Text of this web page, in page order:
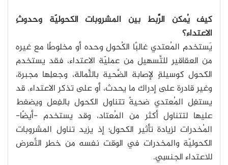
كيف يُمكن الرَّبط بين المشروبات الكحوليّة وحدوثِ
الاعتداء؟
يَستخدم المُعتدي غالبًا الكُحول وحده أو مخلوطًا مع غيره
من العقاقير للتَّسهيل من عمليّة الاعتداء، فقد يستخدم
الكحول كوسيلةٍ لإصابة الضَّحية بالثَّمالة، وجعلِها مجبرة،
وغير قادرة على إدراك ما يحدث، أو على تذكر الاعتداء. قد
يستغِل المُعتدي ضحيةً تتناول الكحول بالفِعل ويضغط
عليها لتتناول أكثر من المُعتاد، وقد يستخدم -أيضًا-
المُخدرات لزيادة تأثير الكحول؛ إذ يزيد تناول المشروبات
الكحوليّة والمخدرات في الوقت نفسه من خطرِ التَّعرض
للاعتداء الجنسِي.